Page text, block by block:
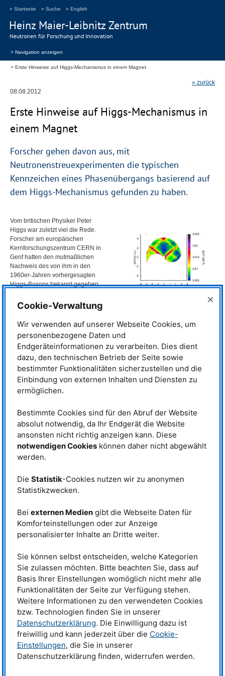
Heinz Maier-Leibnitz Zentrum
Neutronen für Forschung und Innovation
» Startseite » Suche » English
> Navigation anzeigen
Erste Hinweise auf Higgs-Mechanismus in einem Magnet
» zurück
08.08.2012
Erste Hinweise auf Higgs-Mechanismus in
einem Magnet
Forscher gehen davon aus, mit
Neutronenstreuexperimenten die typischen
Kennzeichen eines Phasenübergangs basierend auf
dem Higgs-Mechanismus gefunden zu haben.
Forschungszentrums Jülich, der
Forschungs-Neutronenquelle Heinz
Maier-Leibnitz (FRM II), konnte ein
internationales Forscherteam die
charakteristischen Merkmale eines
Quanten-Spin-Eises experimentell
Vom britischen Physiker Peter
Higgs war zuletzt viel die Rede.
Forscher am europäischen
Kernforschungszentrum CERN in
Genf hatten den mutmaßlichen
Nachweis des von ihm in den
1960er-Jahren vorhergesagten
Higgs-Bosons bekannt gegeben.
Higgs-Mechanismus erklärt, wie
Elementarteilchen zu ihrer Masse
kommen – und spielt auch jenseits
der Elementarteilchenphysik eine
Rolle. Ein internationales
Forscherteam hat mit Hilfe von
Neutronenstreuexperimenten
erste Hinweise darauf gefunden,
dass eben dieser Mechanismus
einen Phasenübergang von
exotischen magnetischen Zuständen in Yb2Ti2O7-Kristallen nahe des
„Quanten-Spin-Eis” bezeichneten Zustands beobachteten sie zum ersten
Mal Anzeichen für den spontanen Austausch mit dem von Higgs
vorhergesagten Higgs-Feld in einem Magneten. Die Ergebnisse sind in der
renommierten Fachzeitschrift „Nature Communications” nachzulesen.
Phasenübergänge beschreiben, wie ein Material von einem Zustand in
magnetischen Zuständen. Die Magnetisierung von Eisen vollzieht sich
beispielsweise unterhalb einer bestimmten, kritischen Temperatur alleine
Elektronen und deren magnetischen Momenten, den Spins. Doch nicht alle
magnetischen Phasenübergänge lassen sich auf diese Weise erklären.
Das zeigen die Ergebnisse eines Teams aus deutschen, taiwanesischen,
japanischen und britischen Wissenschaftlern, die erste experimentelle
bei Temperaturen nahe dem absoluten Nullpunkt gefunden haben.
Die Existenz dieses Phasenübergangs war bereits lange bekannt, nicht
aber, was dabei genau passiert. Erst Experimente mit polarisierten
Neutronen an einer Außenstelle des Forschungszentrums Jülichan der
Forschungs-Neutronenquelle Heinz Maier-Leibnitz ( FRMII) in Garching bei
München klärten das Rätsel. Solche Experimente ermöglichen, die
magnetische Struktur von Materialien mit atomarer Auflösung zu messen.
Die hohe Intensität der Garchinger Neutronenquelle ermöglichte zudem,
die schwachen Signale der Probe zu detektieren. Nicht zuletzt konnten dort
die Experimente bei den notwendigen tiefen Temperaturen durchgeführt
werden.
Cookie-Verwaltung ×
Wir verwenden auf unserer Webseite Cookies, um
personenbezogene Daten und
Endgeräteinformationen zu verarbeiten. Dies dient
dazu, den technischen Betrieb der Seite sowie
bestimmter Funktionalitäten sicherzustellen und die
Einbindung von externen Inhalten und Diensten zu
ermöglichen.
Bestimmte Cookies sind für den Abruf der Website
absolut notwendig, da Ihr Endgerät die Website
ansonsten nicht richtig anzeigen kann. Diese
notwendigen Cookieskönnen daher nicht abgewählt
werden.
Die Statistik-Cookies nutzen wir zu anonymen
Statistikzwecken.
Bei externen Mediengibt die Webseite Daten für
Komforteinstellungen oder zur Anzeige
personalisierter Inhalte an Dritte weiter.
Sie können selbst entscheiden, welche Kategorien
Sie zulassen möchten. Bitte beachten Sie, dass auf
Basis Ihrer Einstellungen womöglich nicht mehr alle
Funktionalitäten der Seite zur Verfügung stehen.
Weitere Informationen zu den verwendeten Cookies
bzw. Technologien finden Sie in unserer
Datenschutzerklärung. Die Einwilligung dazu ist
freiwillig und kann jederzeit über die Cookie-
Einstellungen, die Sie in unserer
Datenschutzerklärung finden, widerrufen werden.